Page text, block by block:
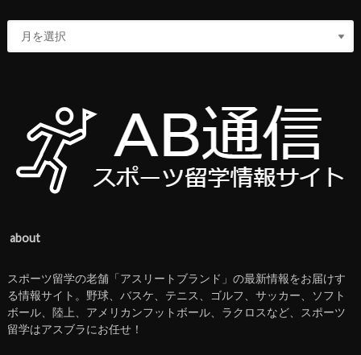
about
スポーツ留学の老舗「アスリートブランド」の最新情報をお届けす
る情報サイト。野球、バスケ、テニス、ゴルフ、サッカー、ソフト
ボール、陸上、アメリカンフットボール、ラクロスなど、スポーツ
留学はアスブラにお任せ！